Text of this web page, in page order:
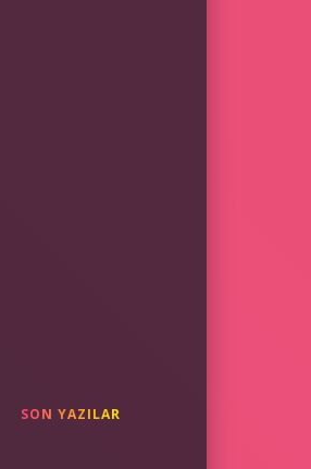
SON YAZILAR